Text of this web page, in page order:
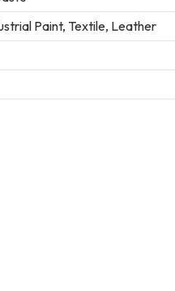
Paint, Textile, Leather